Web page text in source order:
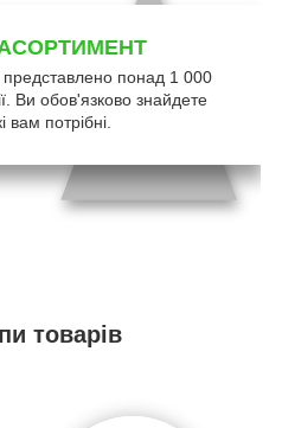
понад 1 000
Ви обов'язково знайдете
вам потрібні.
товарів